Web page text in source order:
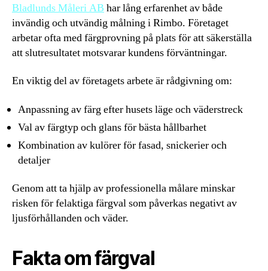
Bladlunds Måleri AB har lång erfarenhet av både
invändig och utvändig målning i Rimbo. Företaget
arbetar ofta med färgprovning på plats för att säkerställa
att slutresultatet motsvarar kundens förväntningar.
En viktig del av företagets arbete är rådgivning om:
Anpassning av färg efter husets läge och väderstreck
Val av färgtyp och glans för bästa hållbarhet
Kombination av kulörer för fasad, snickerier och
detaljer
Genom att ta hjälp av professionella målare minskar
risken för felaktiga färgval som påverkas negativt av
ljusförhållanden och väder.
Fakta om färgval